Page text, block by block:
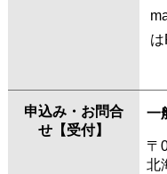
申込み・お問合
せ【受付】
一
〒
北